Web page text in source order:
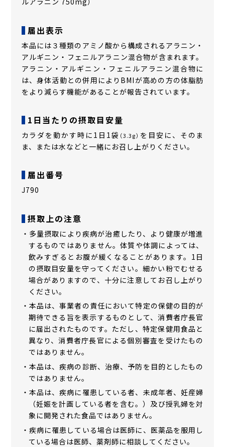
届出表示
本品には３種類のアミノ酸から構成されるアラニン・
アルギニン・フェニルアラニン混合物が含まれます。
アラニン・アルギニン・フェニルアラニン混合物に
は、身体活動との併用によりBMIが高めの方の体脂肪
をより減らす機能があることが報告されています。
1日当たりの摂取目安量
カラダを動かす時に1日1袋 （3.3g） を目安に、そのま
ま、または水などと一緒にお召し上がりください。
届出番号
J790
摂取上の注意
・多量摂取により疾病が治癒したり、より健康が増進
するものではありません。体質や体調によっては、
飲みすぎるとお腹が緩くなることがあります。1日
の摂取目安量を守ってください。細かい粉でむせる
場合がありますので、十分に注意してお召し上がり
ください。
・本品は、事業者の責任において特定の保健の目的が
期待できる旨を表示するものとして、消費者庁長官
に届出されたものです。ただし、特定保健用食品と
異なり、消費者庁長官による個別審査を受けたもの
ではありません。
・本品は、疾病の診断、治療、予防を目的としたもの
ではありません。
・本品は、疾病に罹患している者、未成年者、妊産婦
（妊娠を計画している者を含む。）及び授乳婦を対
象に開発された食品ではありません。
・疾病に罹患している場合は医師に、医薬品を服用し
ている場合は医師、薬剤師に相談してください。